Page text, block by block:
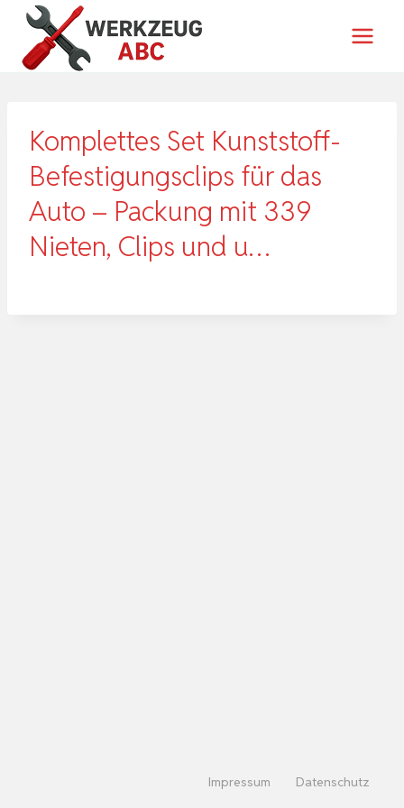
Zum
Inhalt
springen
Komplettes Set Kunststoff-
Befestigungsclips für das
Auto – Packung mit 339
Nieten, Clips und u…
Impressum Datenschutz